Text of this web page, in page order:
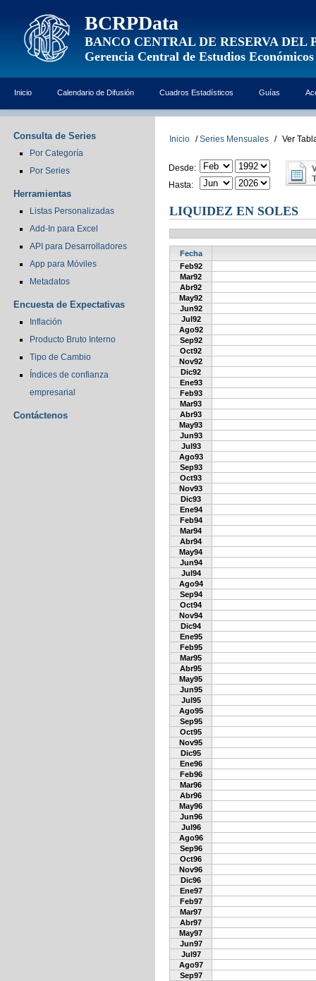
BCRPData
BANCO CENTRAL DE RESERVA DEL
Gerencia Central de Estudios Económicos
Inicio Calendario de Difusión Cuadros Estadísticos Guías
Consulta de Series
Por Categoría
Por Series
Herramientas
Listas Personalizadas
Add-In para Excel
API para Desarrolladores
App para Móviles
Metadatos
Encuesta de Expectativas
Inflación
Producto Bruto Interno
Tipo de Cambio
Índices de confianza
empresarial
Contáctenos
Inicio / Series Mensuales / Ver
Desde:
Hasta:
LIQUIDEZ EN SOLES
Fecha
Feb92
Mar92
Abr92
May92
Jun92
Jul92
Ago92
Sep92
Oct92
Nov92
Dic92
Ene93
Feb93
Mar93
Abr93
May93
Jun93
Jul93
Ago93
Sep93
Oct93
Nov93
Dic93
Ene94
Feb94
Mar94
Abr94
May94
Jun94
Jul94
Ago94
Sep94
Oct94
Nov94
Dic94
Ene95
Feb95
Mar95
Abr95
May95
Jun95
Jul95
Ago95
Sep95
Oct95
Nov95
Dic95
Ene96
Feb96
Mar96
Abr96
May96
Jun96
Jul96
Ago96
Sep96
Oct96
Nov96
Dic96
Ene97
Feb97
Mar97
Abr97
May97
Jun97
Jul97
Ago97
Sep97